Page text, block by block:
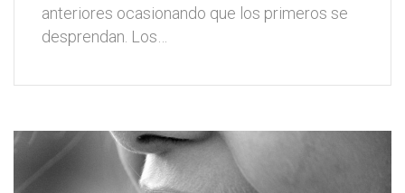
anteriores ocasionando que los primeros se
desprendan. Los…